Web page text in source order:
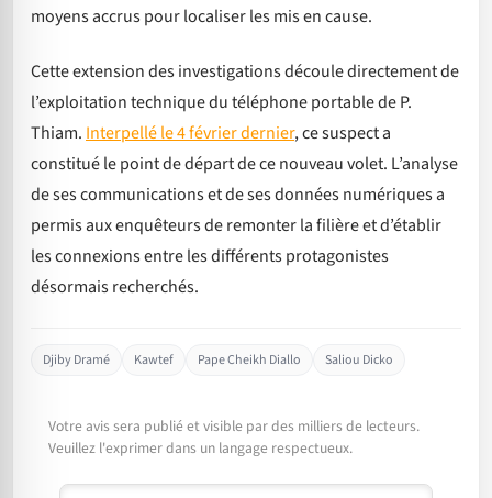
moyens accrus pour localiser les mis en cause.
Cette extension des investigations découle directement de
l’exploitation technique du téléphone portable de P.
Thiam. Interpellé le 4 février dernier, ce suspect a
constitué le point de départ de ce nouveau volet. L’analyse
de ses communications et de ses données numériques a
permis aux enquêteurs de remonter la filière et d’établir
les connexions entre les différents protagonistes
désormais recherchés.
Djiby Dramé Kawtef Pape Cheikh Diallo Saliou Dicko
Votre avis sera publié et visible par des milliers de lecteurs.
Veuillez l'exprimer dans un langage respectueux.